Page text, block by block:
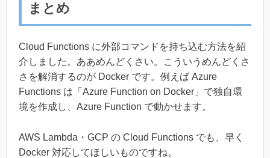
まとめ
Cloud Functions に外部コマンドを持ち込む方法を紹
介しました。ああめんどくさい。こういうめんどくさ
さを解消するのが Docker です。例えば Azure
Functions は「Azure Function on Docker」で独自環
境を作成し、Azure Function で動かせます。
AWS Lambda・GCP の Cloud Functions でも、早く
Docker 対応してほしいものですね。